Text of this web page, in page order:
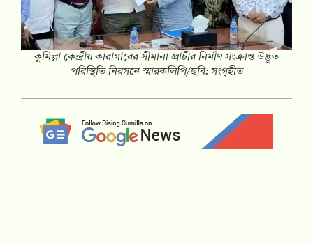
কুমিল্লা কেন্দ্রীয় কারাগারের সীমানা প্রাচীর নির্মাণ সংক্রান্ত উদ্ভূত
পরিস্থিতি নিরসনে স্মারকলিপি/ছবি: সংগৃহীত